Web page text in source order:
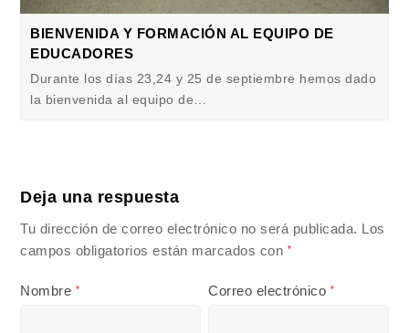
BIENVENIDA Y FORMACIÓN AL EQUIPO DE
EDUCADORES
Durante los días 23,24 y 25 de septiembre hemos dado
la bienvenida al equipo de…
Deja una respuesta
Tu dirección de correo electrónico no será publicada. Los
campos obligatorios están marcados con *
Nombre * Correo electrónico *